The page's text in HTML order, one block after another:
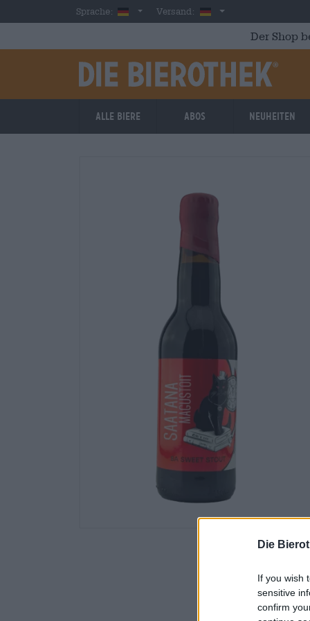
Die
If you wish
sensitive
confirm
Skip to main contentSprache: GermanVersand: Deutschland
Der Shop
Alle Biere Abos Neuheiten